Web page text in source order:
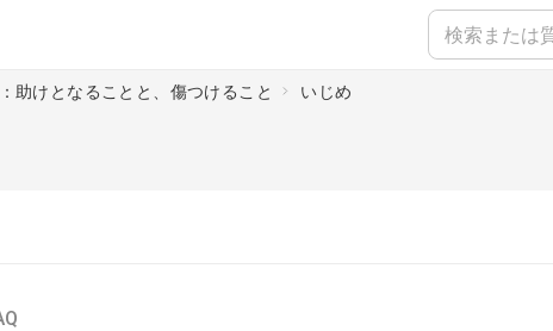
助けとなることと、傷つけること いじめ